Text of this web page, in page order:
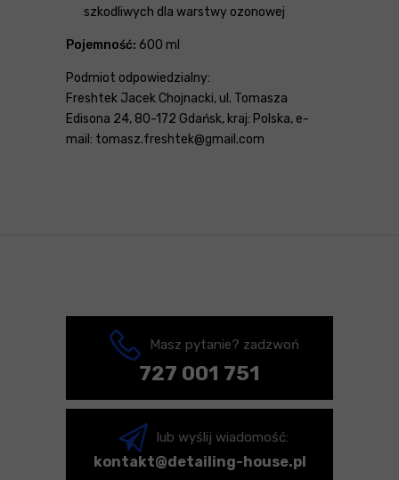
szkodliwych dla warstwy ozonowej
Pojemność: 600 ml
Podmiot odpowiedzialny:
Freshtek Jacek Chojnacki, ul. Tomasza
Edisona 24, 80-172 Gdańsk, kraj: Polska, e-
mail: tomasz.freshtek@gmail.com
Masz pytanie? zadzwoń
727 001 751
lub wyślij wiadomość:
kontakt@detailing-house.pl